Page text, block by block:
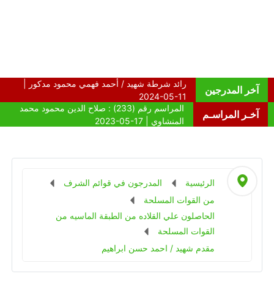
آخر المدرجين
آخـر المراسـم
الرئيسية
المدرجون في قوائم الشرف
من القوات المسلحة
الحاصلون علي القلاده من الطبقة الماسيه من
القوات المسلحة
مقدم شهيد / احمد حسن ابراهيم